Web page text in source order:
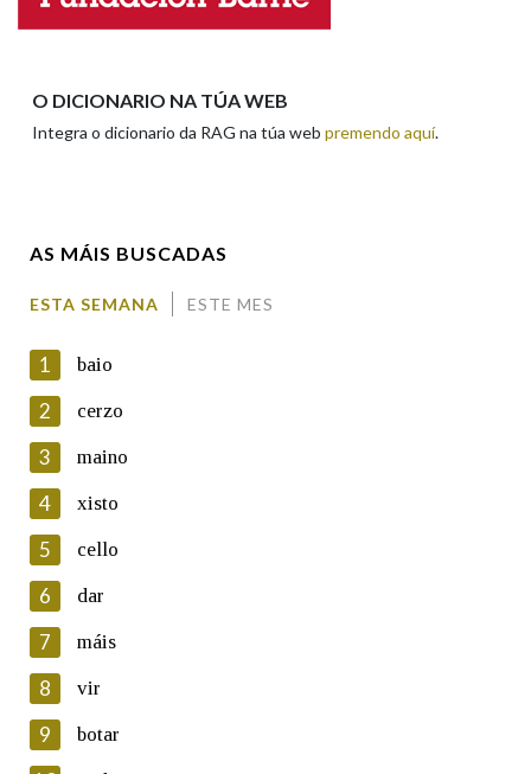
En cumprimento da normativa vixente en materia de
Protección de Datos de Carácter Persoal, a Real Academia
Galega informa a aqueles usuarios que faciliten o seu correo
electrónico, así como calquera outra información de carácter
persoal, que estes datos serán obxecto de tratamento
automatizado de carácter confidencial e incorporados aos seus
ficheiros informáticos. Así mesmo, os usuarios poderán exercer o
seu dereito de acceso, rectificación, oposición e cancelación dos
seus datos poñéndose en contacto connosco.
Lin e acepto as condicións da política de
O DICIONARIO NA TÚA WEB
Integra o dicionario da RAG na túa web premendo aquí.
AS MÁIS BUSCADAS
ESTA SEMANA ESTE MES
1 baio
2 cerzo
3 maino
4 xisto
5 cello
6 dar
7 máis
8 vir
9 botar